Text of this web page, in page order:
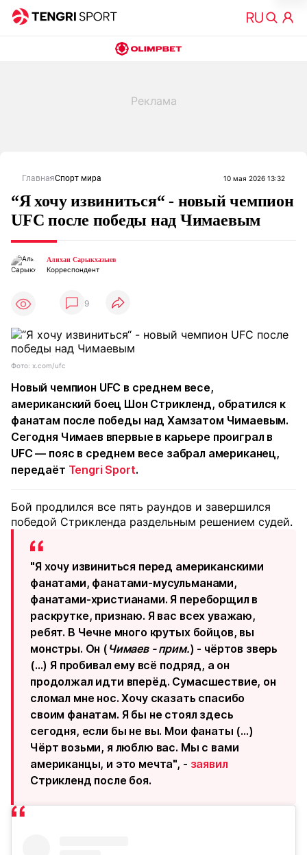
ГлавнаяСпорт мира 10 мая 2026 13:32
“Я хочу извиниться“ - новый чемпион
UFC после победы над Чимаевым
Алихан Сарыкхазыев
Корреспондент
9
Фото: x.com/ufc
Новый чемпион UFC в среднем весе,
американский боец Шон Стрикленд, обратился к
фанатам после победы над Хамзатом Чимаевым.
Сегодня Чимаев впервые в карьере проиграл в
UFC — пояс в среднем весе забрал американец,
передаёт Tengri Sport.
Бой продлился все пять раундов и завершился
победой Стрикленда раздельным решением судей.
"Я хочу извиниться перед американскими
фанатами, фанатами-мусульманами,
фанатами-христианами. Я переборщил в
раскрутке, признаю. Я вас всех уважаю,
ребят. В Чечне много крутых бойцов, вы
монстры. Он ( Чимаев - прим.) - чёртов зверь
(...) Я пробивал ему всё подряд, а он
продолжал идти вперёд. Сумасшествие, он
сломал мне нос. Хочу сказать спасибо
своим фанатам. Я бы не стоял здесь
сегодня, если бы не вы. Мои фанаты (...)
Чёрт возьми, я люблю вас. Мы с вами
американцы, и это мечта", - заявил
Стрикленд после боя.